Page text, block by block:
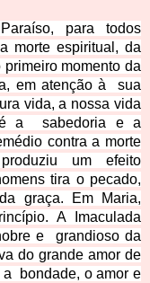
para todos
morte espiritual, da
momento da
em atenção à
sua
vida, a nossa vida
a
sabedoria e a
contra a morte
um efeito
tira o pecado,
graça.
Em Maria,
A Imaculada
e
grandioso da
do grande amor de
a
bondade, o amor e